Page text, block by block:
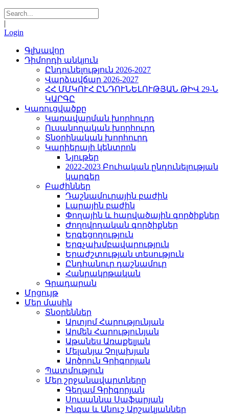
|
Login
Գլխավոր
Դիմորդի անկյուն
Ընդունելություն 2026-2027
Վարձավճար 2026-2027
ՀՀ ՄՄԿՈՒՀ ԸՆԴՈՒՆԵԼՈՒԹՅԱՆ ԹԻՎ 29-Ն
ԿԱՐԳԸ
Կառուցվածքը
Կառավարման խորհուրդ
Ուսանողական խորհուրդ
Տնօրինական խորհուրդ
Կարիերայի կենտրոն
Նյութեր
2022-2023 Բուհական ընդունելության
կարգեր
Բաժիններ
Դաշնամուրային բաժին
Լարային բաժին
Փողային և հարվածային գործիքներ
Ժողովրդական գործիքներ
Երգեցողություն
Երգչախմբավարություն
Երաժշտության տեսություն
Ընդհանուր դաշնամուր
Հանրակրթական
Գրադարան
Մրցույթ
Մեր մասին
Տնօրեններ
Արտյոմ Հարությունյան
Արմեն Հարությունյան
Աթանես Առաքելյան
Մելանյա Չոլախյան
Արծրուն Գրիգորյան
Պատմություն
Մեր շրջանավարտները
Գեղամ Գրիգորյան
Սուսաննա Սաֆարյան
Ինգա և Անուշ Արշակյաններ